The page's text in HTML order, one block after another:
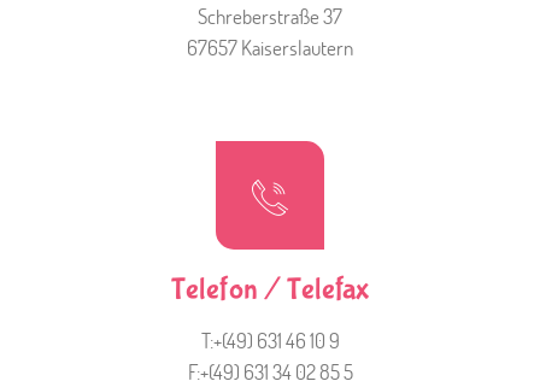
Schreberstraße 37
67657 Kaiserslautern
Telefon / Telefax
T:+(49) 631 46 10 9
F:+(49) 631 34 02 85 5